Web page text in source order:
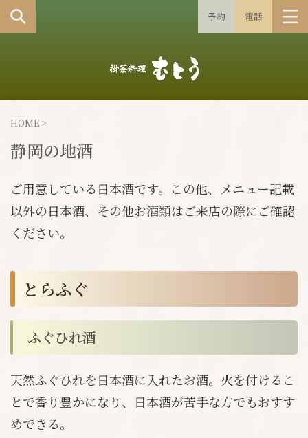
予約 電話
HOME >
静岡の地酒
ご用意している日本酒です。この他、メニュー記載
以外の日本酒、その他お酒類はご来店の際にご確認
ください。
とらふぐ
ふぐひれ酒
天然ふぐひれを日本酒に入れたお酒。火を付けるこ
とで香り豊かになり、日本酒が苦手な方でもおすす
めできる。